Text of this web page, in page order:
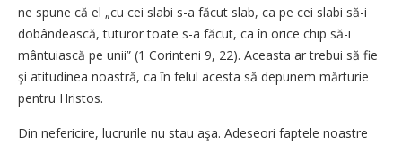
ne spune că el „cu cei slabi s-a făcut slab, ca pe cei slabi să-i
dobândească, tuturor toate s-a făcut, ca în orice chip să-i
mântuiască pe unii” (1 Corinteni 9, 22). Aceasta ar trebui să fie
şi atitudinea noastră, ca în felul acesta să depunem mărturie
pentru Hristos.
Din nefericire, lucrurile nu stau aşa. Adeseori faptele noastre